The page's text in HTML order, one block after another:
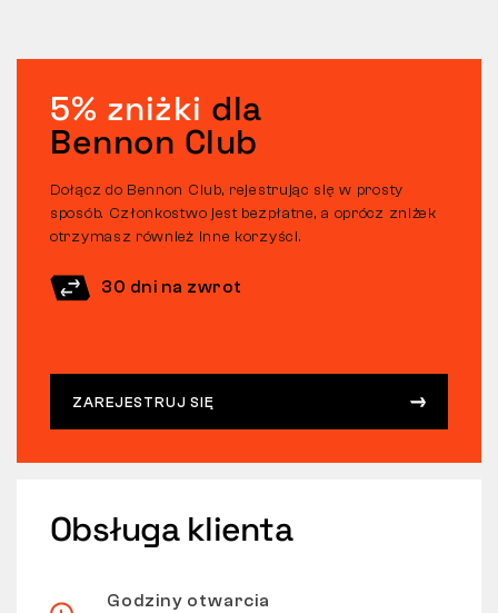
5% zniżki dla
Bennon Club
Dołącz do Bennon Club, rejestrując się w prosty
sposób. Członkostwo jest bezpłatne, a oprócz zniżek
otrzymasz również inne korzyści.
30 dni na zwrot
ZAREJESTRUJ SIĘ
Obsługa klienta
Godziny otwarcia